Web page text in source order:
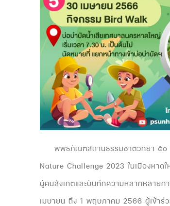
พิพิธภัณฑสถานธรรมชาติวิทยา ๕๐ พ
Nature Challenge 2023 ในเมืองหาด
ผู้คนสังเกตและบันทึกความหลากหลาย
เมษายน ถึง 1 พฤษภาคม 2566 ผู้เข้าร่